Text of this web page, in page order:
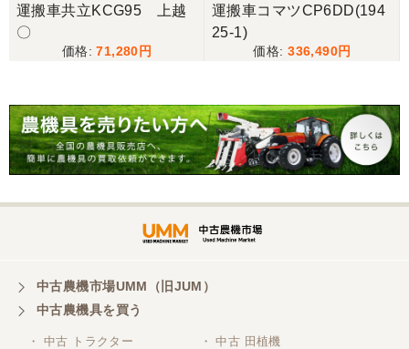
運搬車共立KCG95 上越
〇
71,280
運搬車コマツCP6DD(194
25-1)
336,490
中古農機市場UMM（旧JUM）
中古農機具を買う
・ 中古 トラクター ・ 中古 田植機